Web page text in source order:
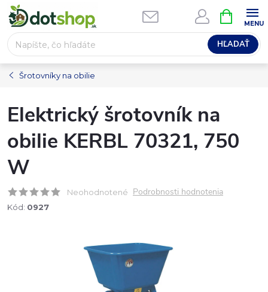
Prejsť
na
obsah
HĽADAŤ
KOŠÍK
Šrotovníky na obilie
Elektrický šrotovník na
obilie KERBL 70321, 750
W
Neohodnotené Podrobnosti hodnotenia
Kód: 0927